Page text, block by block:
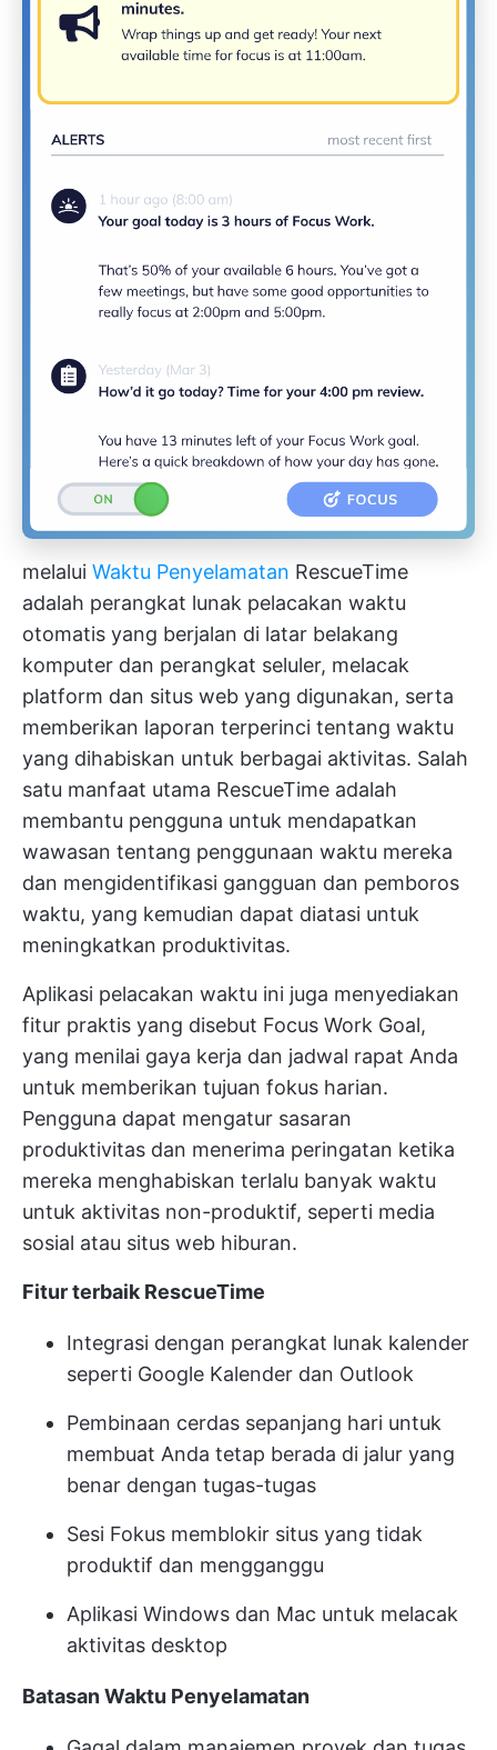
melalui Waktu Penyelamatan RescueTime
adalah perangkat lunak pelacakan waktu
otomatis yang berjalan di latar belakang
komputer dan perangkat seluler, melacak
platform dan situs web yang digunakan, serta
memberikan laporan terperinci tentang waktu
yang dihabiskan untuk berbagai aktivitas. Salah
satu manfaat utama RescueTime adalah
membantu pengguna untuk mendapatkan
wawasan tentang penggunaan waktu mereka
dan mengidentifikasi gangguan dan pemboros
waktu, yang kemudian dapat diatasi untuk
meningkatkan produktivitas.
Aplikasi pelacakan waktu ini juga menyediakan
fitur praktis yang disebut Focus Work Goal,
yang menilai gaya kerja dan jadwal rapat Anda
untuk memberikan tujuan fokus harian.
Pengguna dapat mengatur sasaran
produktivitas dan menerima peringatan ketika
mereka menghabiskan terlalu banyak waktu
untuk aktivitas non-produktif, seperti media
sosial atau situs web hiburan.
Fitur terbaik RescueTime
Integrasi dengan perangkat lunak kalender
seperti Google Kalender dan Outlook
Pembinaan cerdas sepanjang hari untuk
membuat Anda tetap berada di jalur yang
benar dengan tugas-tugas
Sesi Fokus memblokir situs yang tidak
produktif dan mengganggu
Aplikasi Windows dan Mac untuk melacak
aktivitas desktop
Batasan Waktu Penyelamatan